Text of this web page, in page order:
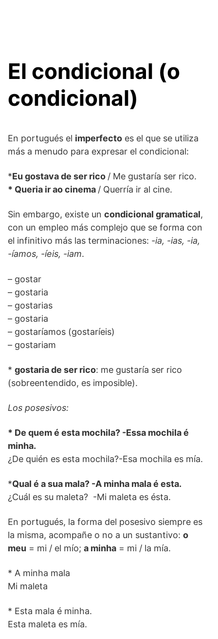
El condicional (o
condicional)
En portugués el imperfecto es el que se utiliza
más a menudo para expresar el condicional:
*Eu gostava de ser rico / Me gustaría ser rico.
* Queria ir ao cinema / Querría ir al cine.
Sin embargo, existe un condicional gramatical,
con un empleo más complejo que se forma con
el infinitivo más las terminaciones: -ia, -ias, -ia,
-íamos, -íeis, -iam.
– gostar
– gostaria
– gostarias
– gostaria
– gostaríamos (gostaríeis)
– gostariam
* gostaria de ser rico: me gustaría ser rico
(sobreentendido, es imposible).
Los posesivos:
* De quem é esta mochila? -Essa mochila é
minha.
¿De quién es esta mochila?-Esa mochila es mía.
*Qual é a sua mala? -A minha mala é esta.
¿Cuál es su maleta? -Mi maleta es ésta.
En portugués, la forma del posesivo siempre es
la misma, acompañe o no a un sustantivo: o
meu = mi / el mío; a minha = mi / la mía.
* A minha mala
Mi maleta
* Esta mala é minha.
Esta maleta es mía.